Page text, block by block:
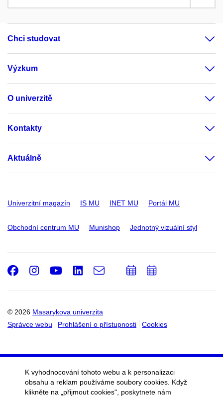
Chci studovat
Výzkum
O univerzitě
Kontakty
Aktuálně
Univerzitní magazín IS MU INET MU Portál MU
Obchodní centrum MU Munishop Jednotný vizuální styl
© 2026 Masarykova univerzita
Správce webu
Prohlášení o přístupnosti Cookies
Facebook
Instagram
Youtube
LinkedIn
e-
PřidatPřidat
K vyhodnocování tohoto webu a k personalizaci
obsahu a reklam používáme soubory cookies. Když
klikněte na „přijmout cookies", poskytnete nám